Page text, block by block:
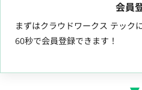
会員
まずはクラウドワークス テック
60秒で会員登録できます！